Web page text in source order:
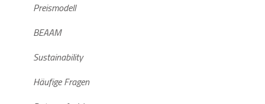
Preismodell
BEAAM
Sustainability
Häufige Fragen